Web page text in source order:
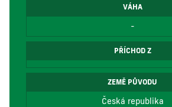
VÁHA
-
PŘÍCHOD Z
ZEMĚ PŮVODU
Česká republika